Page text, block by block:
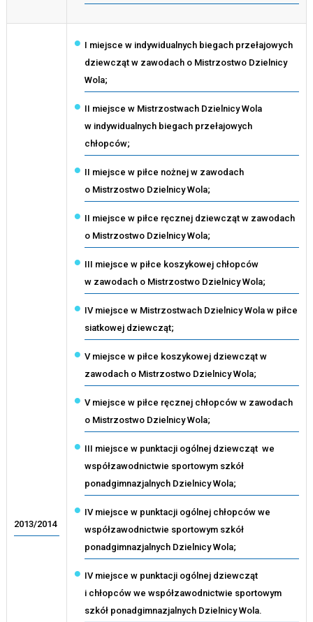
2013/2014
I miejsce w indywidualnych biegach przełajowych
dziewcząt w zawodach o Mistrzostwo Dzielnicy
Wola;
II miejsce w Mistrzostwach Dzielnicy Wola
w indywidualnych biegach przełajowych
chłopców;
II miejsce w piłce nożnej w zawodach
o Mistrzostwo Dzielnicy Wola;
II miejsce w piłce ręcznej dziewcząt w zawodach
o Mistrzostwo Dzielnicy Wola;
III miejsce w piłce koszykowej chłopców
w zawodach o Mistrzostwo Dzielnicy Wola;
IV miejsce w Mistrzostwach Dzielnicy Wola w piłce
siatkowej dziewcząt;
V miejsce w piłce koszykowej dziewcząt w
zawodach o Mistrzostwo Dzielnicy Wola;
V miejsce w piłce ręcznej chłopców w zawodach
o Mistrzostwo Dzielnicy Wola;
III miejsce w punktacji ogólnej dziewcząt we
współzawodnictwie sportowym szkół
ponadgimnazjalnych Dzielnicy Wola;
IV miejsce w punktacji ogólnej chłopców we
współzawodnictwie sportowym szkół
ponadgimnazjalnych Dzielnicy Wola;
IV miejsce w punktacji ogólnej dziewcząt
i chłopców we współzawodnictwie sportowym
szkół ponadgimnazjalnych Dzielnicy Wola.